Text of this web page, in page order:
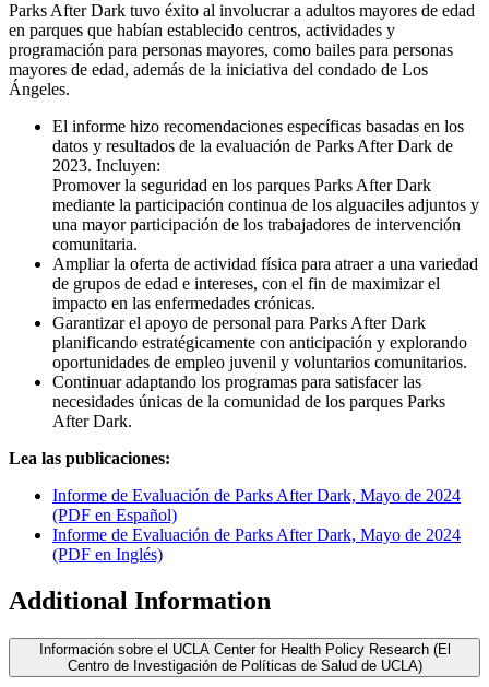
Parks After Dark tuvo éxito al involucrar a adultos mayores de edad
en parques que habían establecido centros, actividades y
programación para personas mayores, como bailes para personas
mayores de edad, además de la iniciativa del condado de Los
Ángeles.
El informe hizo recomendaciones específicas basadas en los
datos y resultados de la evaluación de Parks After Dark de
2023. Incluyen:
Promover la seguridad en los parques Parks After Dark
mediante la participación continua de los alguaciles adjuntos y
una mayor participación de los trabajadores de intervención
comunitaria.
Ampliar la oferta de actividad física para atraer a una variedad
de grupos de edad e intereses, con el fin de maximizar el
impacto en las enfermedades crónicas.
Garantizar el apoyo de personal para Parks After Dark
planificando estratégicamente con anticipación y explorando
oportunidades de empleo juvenil y voluntarios comunitarios.
Continuar adaptando los programas para satisfacer las
necesidades únicas de la comunidad de los parques Parks
After Dark.
Lea las publicaciones:
Informe de Evaluación de Parks After Dark, Mayo de 2024
(PDF en Español)
Informe de Evaluación de Parks After Dark, Mayo de 2024
(PDF en Inglés)
Additional Information
Información sobre el UCLA Center for Health Policy Research (El
Centro de Investigación de Políticas de Salud de UCLA)